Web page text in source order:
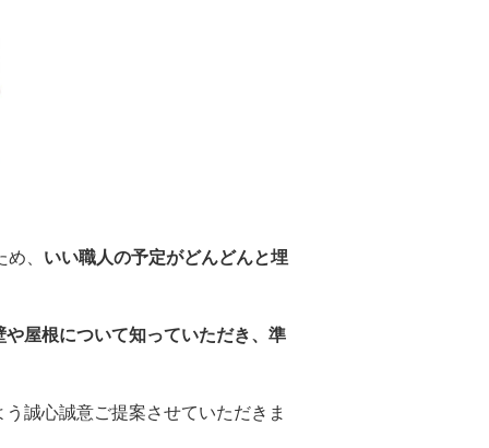
、 いい職人の予定がどんどんと埋
屋根について知っていただき、準
誠心誠意ご提案させていただきま